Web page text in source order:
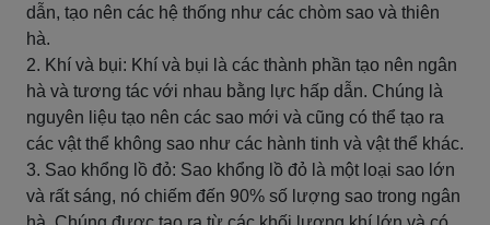
dẫn, tạo nên các hệ thống như các chòm sao và thiên
hà.
2. Khí và bụi: Khí và bụi là các thành phần tạo nên ngân
hà và tương tác với nhau bằng lực hấp dẫn. Chúng là
nguyên liệu tạo nên các sao mới và cũng có thể tạo ra
các vật thể không sao như các hành tinh và vật thể khác.
3. Sao khổng lồ đỏ: Sao khổng lồ đỏ là một loại sao lớn
và rất sáng, nó chiếm đến 90% số lượng sao trong ngân